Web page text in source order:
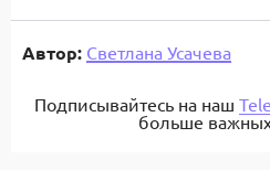
Автор: Светлана Усачева
Подписывайтесь на наш
больше